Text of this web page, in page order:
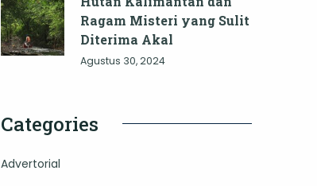
Ragam Misteri yang Sulit
Diterima Akal
Agustus 30, 2024
Categories
Advertorial